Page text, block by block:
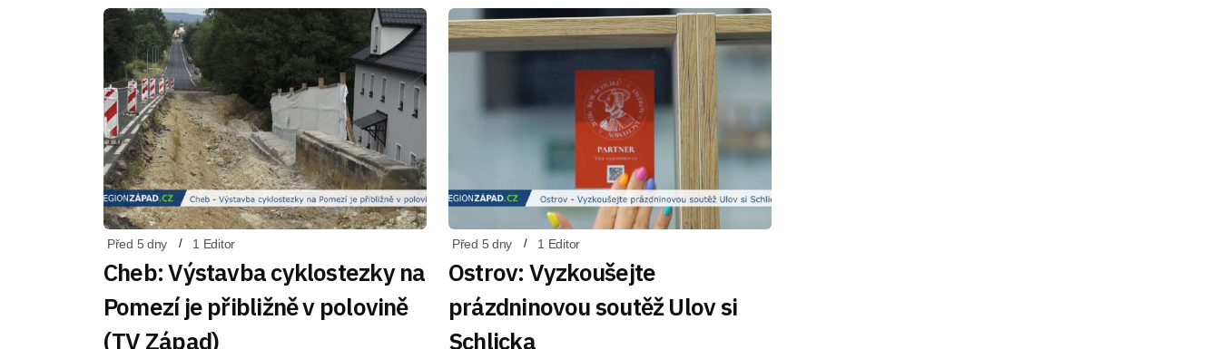
Před 5 dny 1 Editor
Cheb: Výstavba cyklostezky na
Pomezí je přibližně v polovině
(TV Západ)
Před 5 dny 1 Editor
Ostrov: Vyzkoušejte
prázdninovou soutěž Ulov si
Schlicka